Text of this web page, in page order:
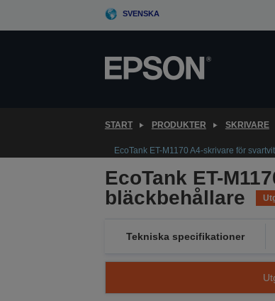
SVENSKA
START PRODUKTER SKRIVARE
EcoTank ET-M1170 A4-skrivare för
EcoTank ET-
bläckbehållare
Tekniska specifikationer